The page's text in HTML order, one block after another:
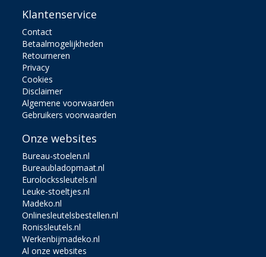
Klantenservice
Contact
Betaalmogelijkheden
Retourneren
Privacy
Cookies
Disclaimer
Algemene voorwaarden
Gebruikers voorwaarden
Onze websites
Bureau-stoelen.nl
Bureaubladopmaat.nl
Eurolockssleutels.nl
Leuke-stoeltjes.nl
Madeko.nl
Onlinesleutelsbestellen.nl
Ronissleutels.nl
Werkenbijmadeko.nl
Al onze websites